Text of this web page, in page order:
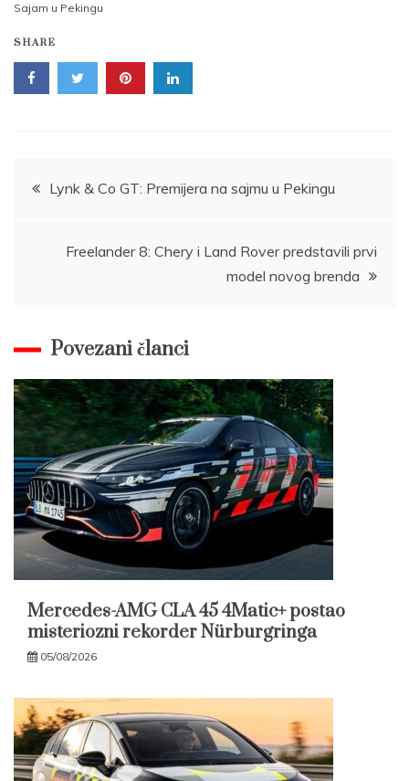
Sajam u Pekingu
SHARE
Post
Lynk & Co GT: Premijera na sajmu u Pekingu
Freelander 8: Chery i Land Rover predstavili prvi
model novog brenda
Povezani članci
Mercedes-AMG CLA 45 4Matic+ postao
misteriozni rekorder Nürburgringa
05/08/2026